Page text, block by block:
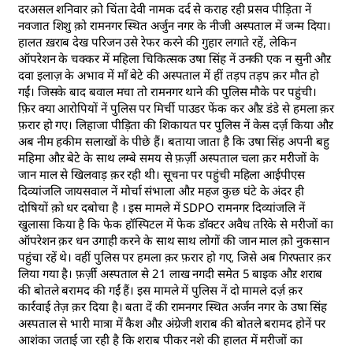
दरअसल शनिवार क़ो चिंता देवी नामक दर्द से कराह रही प्रसव पीड़िता नें
नवजात शिशु क़ो रामनगर स्थित अर्जुन नगर के नीजी अस्पताल में जन्म दिया।
हालत ख़राब देख परिजन उसे रेफर करने की गुहार लगाते रहें, लेकिन
ऑपरेशन के चक्कर में महिला चिकित्सक उषा सिंह नें उनकी एक न सुनी औऱ
दवा इलाज़ के अभाव में माँ बेटे की अस्पताल में हीं तड़प तड़प क़र मौत हो
गईं। जिसके बाद बवाल मचा तो रामनगर थाने की पुलिस मौके पर पहुंची।
फ़िर क्या आरोपियों नें पुलिस पर मिर्ची पाउडर फेंक कर औऱ डंडे से हमला क़र
फ़रार हो गए। लिहाजा पीड़िता की शिकायत पर पुलिस नें केस दर्ज़ किया औऱ
अब नीम हकीम सलाखों के पीछे हैं। बताया जाता है कि उषा सिंह अपनी बहु
महिमा औऱ बेटे के साथ लम्बे समय से फ़र्ज़ी अस्पताल चला क़र मरीजों के
जान माल से खिलवाड़ क़र रही थी। सूचना पर पहुंची महिला आईपीएस
दिव्यांजलि जायसवाल नें मोर्चा संभाला औऱ महज कुछ घंटे के अंदर ही
दोषियों क़ो धर दबोचा है । इस मामले में SDPO रामनगर दिव्यांजलि नें
खुलासा किया है कि फेक हॉस्पिटल में फेक डॉक्टर अवैध तरिके से मरीजों का
ऑपरेशन क़र धन उगाही करने के साथ साथ लोगों की जान माल क़ो नुकसान
पहुंचा रहें थे। वहीं पुलिस पर हमला क़र फ़रार हो गए, जिसे अब गिरफ्तार क़र
लिया गया है। फ़र्ज़ी अस्पताल से 21 लाख नगदी समेत 5 बाइक औऱ शराब
की बोतले बरामद की गईं हैं। इस मामले में पुलिस नें दो मामले दर्ज़ क़र
कार्रवाई तेज़ क़र दिया है। बता दें की रामनगर स्थित अर्जन नगर के उषा सिंह
अस्पताल से भारी मात्रा में कैश औऱ अंग्रेजी शराब की बोतले बरामद होनें पर
आशंका जताई जा रही है कि शराब पीकर नशे की हालत में मरीजों का